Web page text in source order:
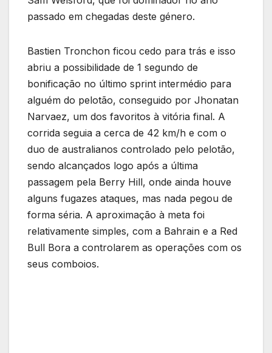
passado em chegadas deste género.
Bastien Tronchon ficou cedo para trás e isso
abriu a possibilidade de 1 segundo de
bonificação no último sprint intermédio para
alguém do pelotão, conseguido por Jhonatan
Narvaez, um dos favoritos à vitória final. A
corrida seguia a cerca de 42 km/h e com o
duo de australianos controlado pelo pelotão,
sendo alcançados logo após a última
passagem pela Berry Hill, onde ainda houve
alguns fugazes ataques, mas nada pegou de
forma séria. A aproximação à meta foi
relativamente simples, com a Bahrain e a Red
Bull Bora a controlarem as operações com os
seus comboios.